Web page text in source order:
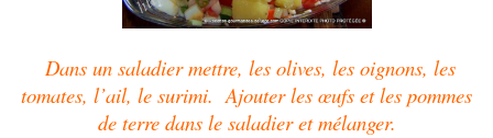
Dans un saladier mettre, les olives, les oignons, les
tomates, l’ail, le surimi. Ajouter les œufs et les pommes
de terre dans le saladier et mélanger.